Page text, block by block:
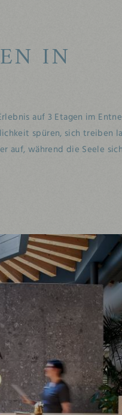
IN
auf 3 Etagen im
spüren, sich treiben
auf, während die Seele